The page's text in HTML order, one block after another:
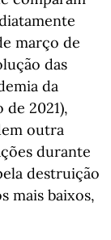
março de
das
da
2021),
outra
durante
destruição
mais baixos,